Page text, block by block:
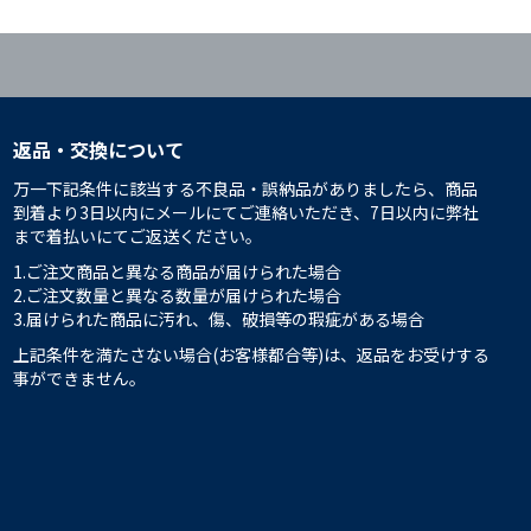
返品・交換について
万一下記条件に該当する不良品・誤納品がありましたら、商品
到着より3日以内にメールにてご連絡いただき、7日以内に弊社
まで着払いにてご返送ください。
1.ご注文商品と異なる商品が届けられた場合
2.ご注文数量と異なる数量が届けられた場合
3.届けられた商品に汚れ、傷、破損等の瑕疵がある場合
上記条件を満たさない場合(お客様都合等)は、返品をお受けする
事ができません。